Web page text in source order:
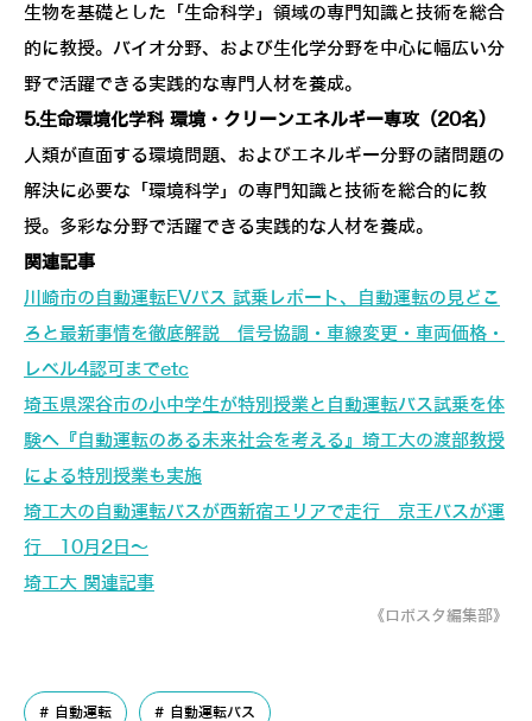
生物を基礎とした「生命科学」領域の専門知識と技術を総合
的に教授。バイオ分野、および生化学分野を中心に幅広い分
野で活躍できる実践的な専門人材を養成。
5.生命環境化学科 環境・クリーンエネルギー専攻（20名）
人類が直面する環境問題、およびエネルギー分野の諸問題の
解決に必要な「環境科学」の専門知識と技術を総合的に教
授。多彩な分野で活躍できる実践的な人材を養成。
関連記事
川崎市の自動運転EVバス 試乗レポート、自動運転の見どこ
ろと最新事情を徹底解説 信号協調・車線変更・車両価格・
レベル4認可までetc
埼玉県深谷市の小中学生が特別授業と自動運転バス試乗を体
験へ『自動運転のある未来社会を考える』埼工大の渡部教授
による特別授業も実施
埼工大の自動運転バスが西新宿エリアで走行 京王バスが運
行 10月2日～
埼工大 関連記事
《ロボスタ編集部》
自動運転 自動運転バス